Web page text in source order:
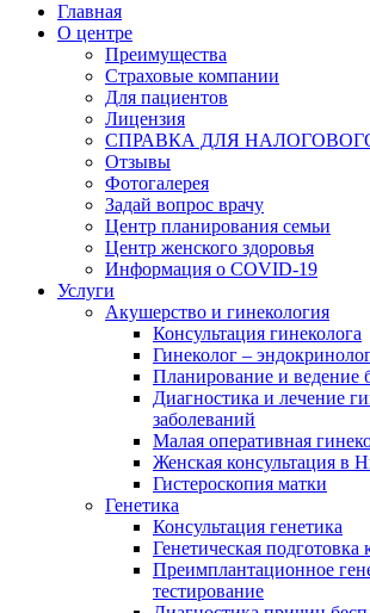
Главная
О центре
Преимущества
Страховые компании
Для пациентов
Лицензия
СПРАВКА ДЛЯ
Отзывы
Фотогалерея
Задай вопрос врачу
Центр планирования семьи
Центр женского здоровья
Информация о COVID-19
Услуги
Акушерство и гинекология
Консультация гинеколога
Гинеколог –
Планирование и ведение
Диагностика и лечение
заболеваний
Малая оперативная
Женская консультация в
Гистероскопия матки
Генетика
Консультация генетика
Генетическая
Преимплантационное
тестирование